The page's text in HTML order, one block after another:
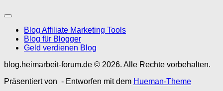
Blog Affiliate Marketing Tools
Blog für Blogger
Geld verdienen Blog
blog.heimarbeit-forum.de © 2026. Alle Rechte vorbehalten.
Präsentiert von - Entworfen mit dem Hueman-Theme